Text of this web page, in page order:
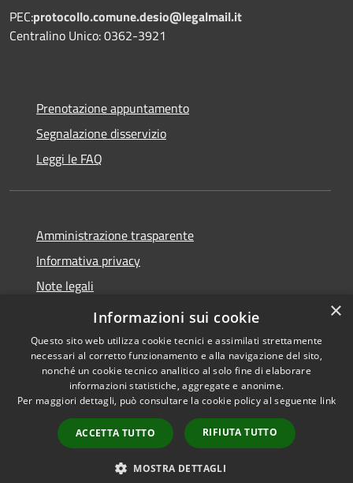
PEC:protocollo.comune.desio@legalmail.it
Centralino Unico: 0362-3921
Prenotazione appuntamento
Segnalazione disservizio
Leggi le FAQ
Amministrazione trasparente
Informativa privacy
Note legali
Dichiarazione di accessibilità
Accessibilità
Copyright © 2026 • Comune di
Desio • Powered by
Municipium•
Accesso
redazione
×
Informazioni sui cookie
Questo sito web utilizza cookie tecnici e assimilati strettamente
necessari al corretto funzionamento e alla navigazione del sito,
nonché un cookie tecnico analitico al solo fine di elaborare
informazioni statistiche, aggregate e anonime.
Per maggiori dettagli, può consultare la cookie policy al seguente link
ACCETTA TUTTO RIFIUTA TUTTO
MOSTRA DETTAGLI